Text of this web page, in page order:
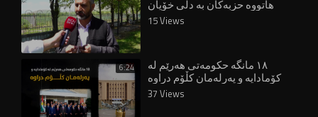
هاتووە حزبەکان بە دڵی خۆیان
دەرگاکەی دەکەنەوە" 15 Views
6:24 ١٨ مانگە حکومەتی هەرێم لە
کۆمادایە و پەرلەمان کڵۆم دراوە
37 Views